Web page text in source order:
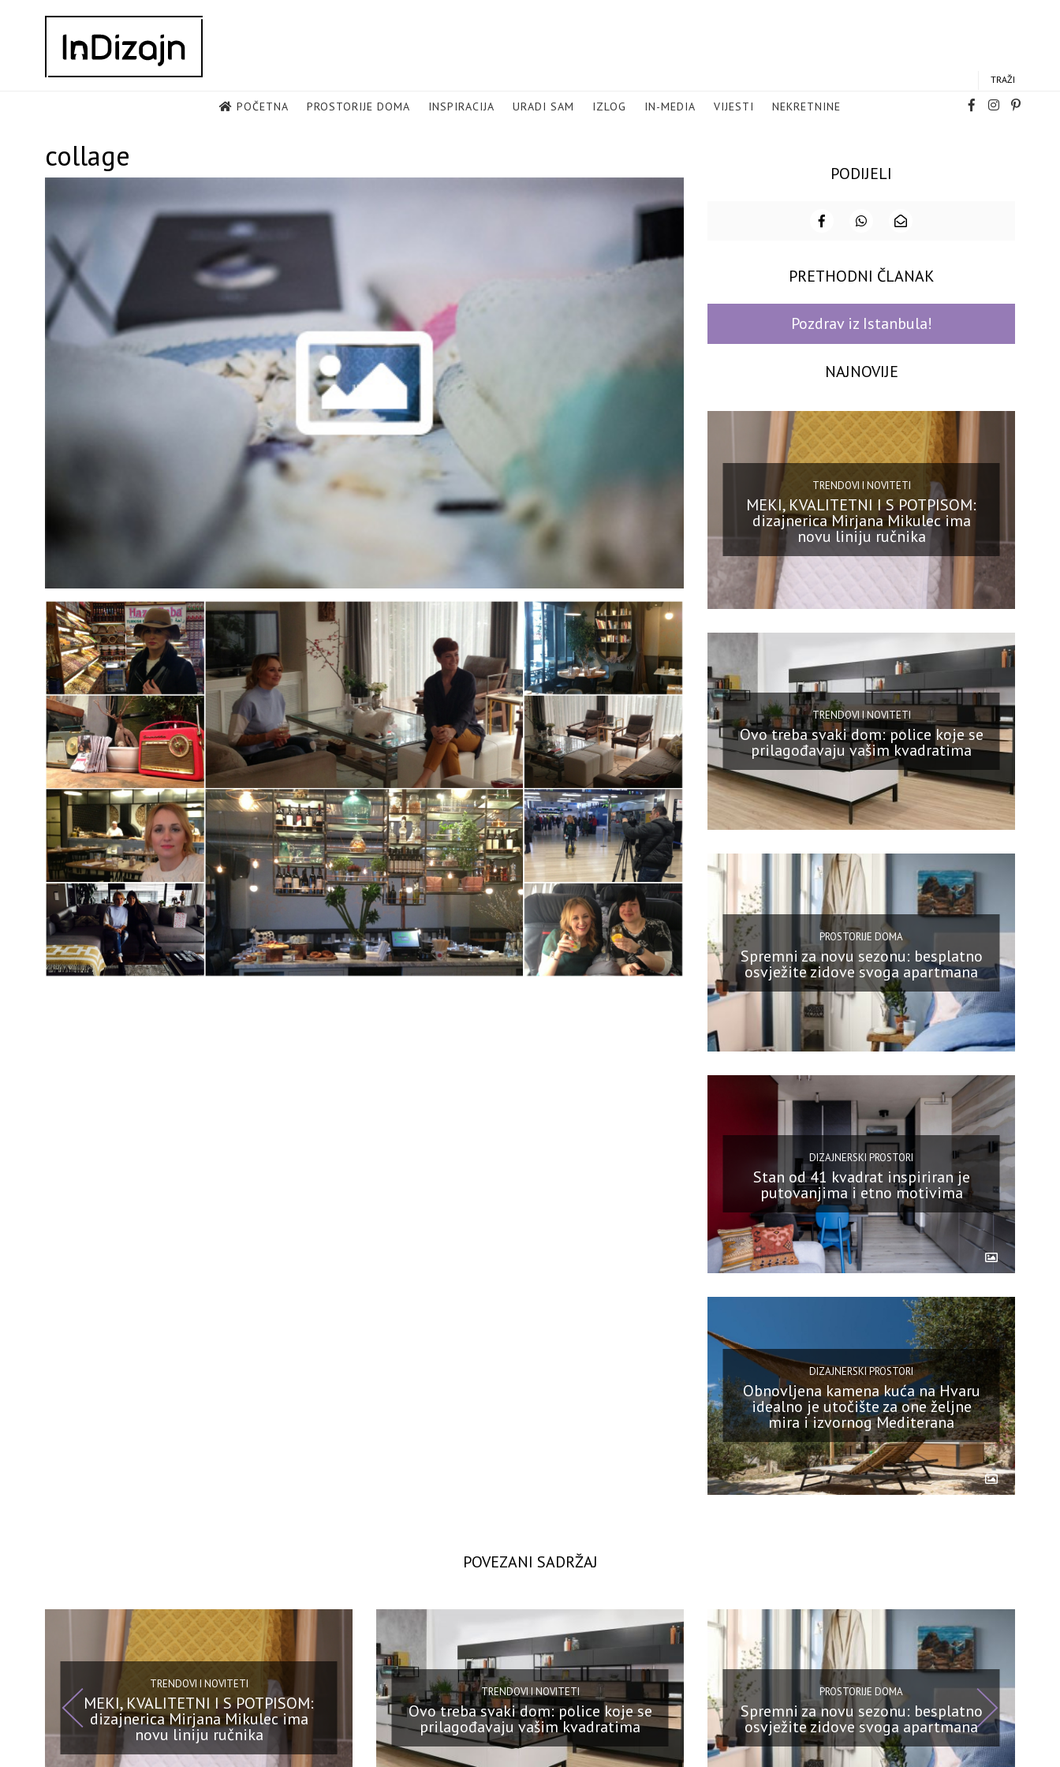
TRAŽI
POČETNA PROSTORIJE DOMA INSPIRACIJA URADI SAM IZLOG IN-MEDIA VIJESTI NEKRETNINE
collage PODIJELI
PRETHODNI ČLANAK
Pozdrav iz Istanbula!
NAJNOVIJE
TRENDOVI I NOVITETI
MEKI, KVALITETNI I S POTPISOM:
dizajnerica Mirjana Mikulec ima
novu liniju ručnika
TRENDOVI I NOVITETI
Ovo treba svaki dom: police koje se
prilagođavaju vašim kvadratima
PROSTORIJE DOMA
Spremni za novu sezonu: besplatno
osvježite zidove svoga apartmana
DIZAJNERSKI PROSTORI
Stan od 41 kvadrat inspiriran je
putovanjima i etno motivima
DIZAJNERSKI PROSTORI
Obnovljena kamena kuća na Hvaru
idealno je utočište za one željne
mira i izvornog Mediterana
POVEZANI SADRŽAJ
TRENDOVI I NOVITETI
MEKI, KVALITETNI I S POTPISOM:
dizajnerica Mirjana Mikulec ima
novu liniju ručnika
TRENDOVI I NOVITETI
Ovo treba svaki dom: police koje se
prilagođavaju vašim kvadratima
PROSTORIJE DOMA
Spremni za novu sezonu: besplatno
osvježite zidove svoga apartmana